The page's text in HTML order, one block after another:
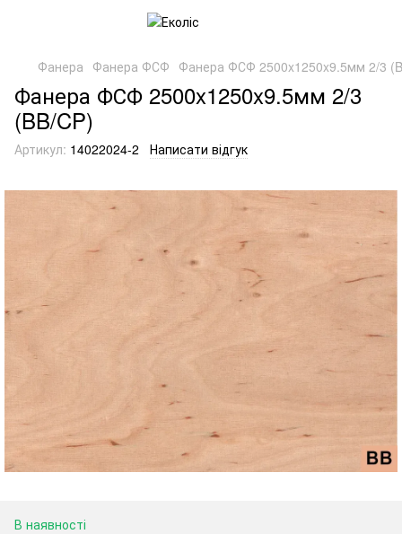
Фанера Фанера ФСФ Фанера ФСФ 2500x1250x9.5мм 2/3
Фанера ФСФ 2500x1250x9.5мм 2/3
(BB/CP)
Артикул: 14022024-2 Написати відгук
В наявності